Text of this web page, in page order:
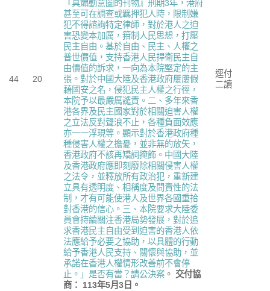
44 20
『具煽動意圖的刊物』刑期3年，港府
甚至可在調查或羈押犯人時，限制嫌
犯不得諮詢特定律師，對於港人之迫
害恐變本加厲，箝制人民思想，打壓
民主自由。基於自由、民主、人權之
普世價值，支持香港人民捍衛民主自
由價值的訴求，一向為本院堅定的主
張。對於中國大陸及香港政府屢屢假
藉國安之名，侵犯民主人權之行徑，
本院予以最嚴厲譴責。二、多年來香
港各界及民主國家對於相關迫害人權
之立法反對聲浪不止，各種負面效應
亦一一浮現等。顯示對於香港政府種
種侵害人權之擔憂，並非無的放矢，
香港政府不該再矯詞掩飾。中國大陸
及香港政府應即刻廢除相關侵害人權
之法令，並釋放所有政治犯，重新建
立具有透明度、相稱度及問責性的法
制，才有可能使港人及世界各國重拾
對香港的信心。三、本院要求大陸委
員會持續關注香港局勢發展，對於追
求香港民主自由受到迫害的香港人依
法應給予必要之協助，以具體的行動
給予香港人民支持、關懷與協助，並
承諾在香港人權情形改善前不會停
止。」是否有當？請公決案 。 交付協
商：
113年5月3 日。
逕付
二讀